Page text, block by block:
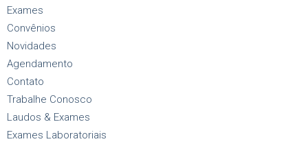
Exames
Convênios
Novidades
Agendamento
Contato
Trabalhe Conosco
Laudos & Exames
Exames Laboratoriais